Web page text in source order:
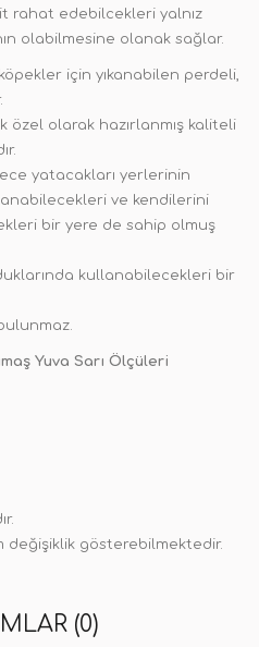
rahat edebilcekleri yalnız
olabilmesine olanak sağlar.
için yıkanabilen perdeli,
özel olarak hazırlanmış kaliteli
yatacakları yerlerinin
ve kendilerini
bir yere de sahip olmuş
kullanabilecekleri bir
Yuva Sarı Ölçüleri
değişiklik gösterebilmektedir.
(0)